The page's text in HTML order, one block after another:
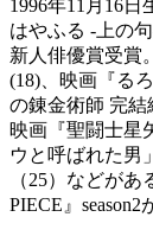
1996年11月16
はやふる -上の
新人俳優賞受賞
(18)、映画『る
の錬金術師 完結
映画『聖闘士星
ウと呼ばれた男
（25）などが
PIECE』season2